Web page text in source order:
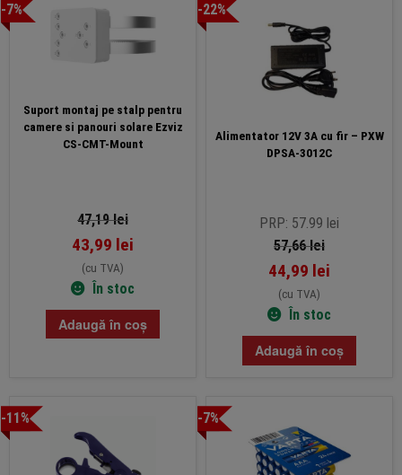
-7%
Suport montaj pe stalp pentru
camere si panouri solare Ezviz
CS-CMT-Mount
47,19lei
43,99 lei
(cu TVA)
În stoc
Adaugă în coș
-22%
Alimentator 12V 3A cu fir – PXW
DPSA-3012C
PRP: 57.99 lei
57,66lei
44,99 lei
(cu TVA)
În stoc
Adaugă în coș
-11% -7%